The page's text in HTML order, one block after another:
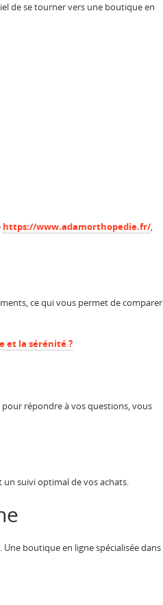
de se tourner vers une boutique en
https://www.adamorthopedie.fr/,
ce qui vous permet de comparer
et la sérénité ?
répondre à vos questions, vous
suivi optimal de vos achats.
boutique en ligne spécialisée dans